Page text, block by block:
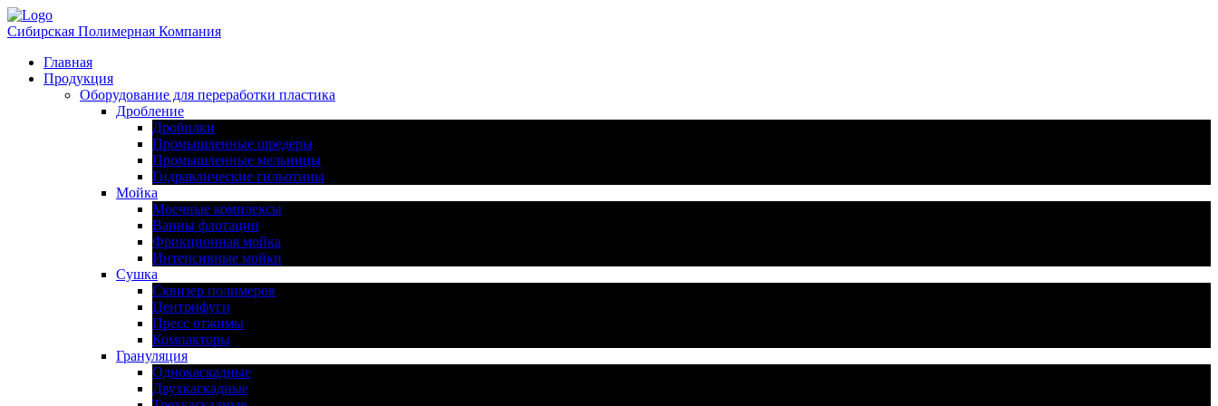
Сибирская Полимерная Компания
Главная
Продукция
Оборудование для переработки пластика
Дробление
Дробилки
Промышленные шредеры
Промышленные мельницы
Гидравлические гильотины
Мойка
Моечные комплексы
Ванны флотации
Фрикционная мойка
Интенсивные мойки
Сушка
Сквизер полимеров
Центрифуги
Пресс отжимы
Компакторы
Грануляция
Однокаскадные
Двухкаскадные